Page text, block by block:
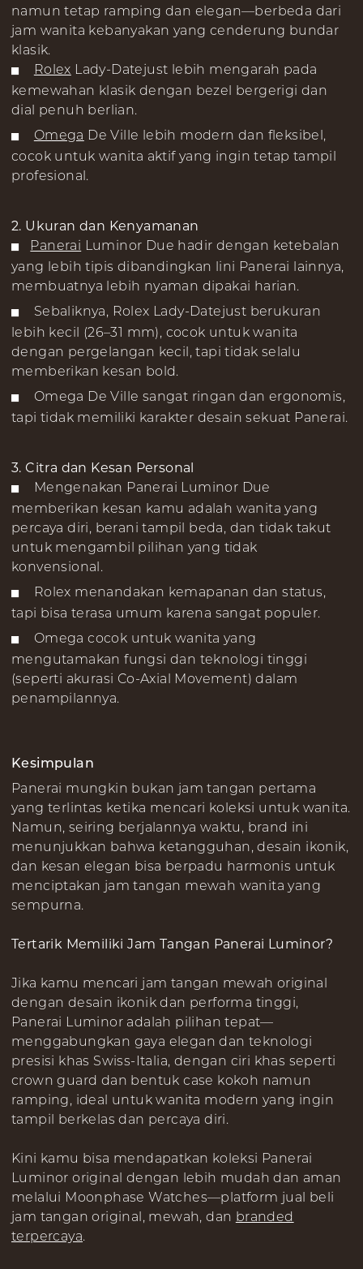
namun tetap ramping dan elegan—berbeda dari
jam wanita kebanyakan yang cenderung bundar
klasik.
Rolex Lady-Datejust lebih mengarah pada
kemewahan klasik dengan bezel bergerigi dan
dial penuh berlian.
Omega De Ville lebih modern dan fleksibel,
cocok untuk wanita aktif yang ingin tetap tampil
profesional.
2. Ukuran dan Kenyamanan
Panerai Luminor Due hadir dengan ketebalan
yang lebih tipis dibandingkan lini Panerai lainnya,
membuatnya lebih nyaman dipakai harian.
Sebaliknya, Rolex Lady-Datejust berukuran
lebih kecil (26–31 mm), cocok untuk wanita
dengan pergelangan kecil, tapi tidak selalu
memberikan kesan bold.
Omega De Ville sangat ringan dan ergonomis,
tapi tidak memiliki karakter desain sekuat Panerai.
3. Citra dan Kesan Personal
Mengenakan Panerai Luminor Due
memberikan kesan kamu adalah wanita yang
percaya diri, berani tampil beda, dan tidak takut
untuk mengambil pilihan yang tidak
konvensional.
Rolex menandakan kemapanan dan status,
tapi bisa terasa umum karena sangat populer.
Omega cocok untuk wanita yang
mengutamakan fungsi dan teknologi tinggi
(seperti akurasi Co-Axial Movement) dalam
penampilannya.
Kesimpulan
Panerai mungkin bukan jam tangan pertama
yang terlintas ketika mencari koleksi untuk wanita.
Namun, seiring berjalannya waktu, brand ini
menunjukkan bahwa ketangguhan, desain ikonik,
dan kesan elegan bisa berpadu harmonis untuk
menciptakan jam tangan mewah wanita yang
sempurna.
Tertarik Memiliki Jam Tangan Panerai Luminor?
Jika kamu mencari jam tangan mewah original
dengan desain ikonik dan performa tinggi,
Panerai Luminor adalah pilihan tepat—
menggabungkan gaya elegan dan teknologi
presisi khas Swiss-Italia, dengan ciri khas seperti
crown guard dan bentuk case kokoh namun
ramping, ideal untuk wanita modern yang ingin
tampil berkelas dan percaya diri.
Kini kamu bisa mendapatkan koleksi Panerai
Luminor original dengan lebih mudah dan aman
melalui Moonphase Watches—platform jual beli
jam tangan original, mewah, dan branded
terpercaya.